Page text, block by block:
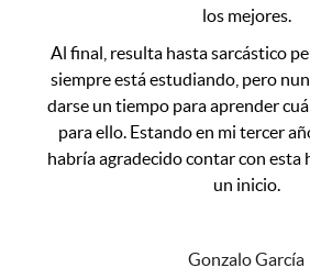
los mejores.
Al final, resulta hasta sarcástico
siempre está estudiando, pero
darse un tiempo para aprender
para ello. Estando en mi tercer
habría agradecido contar con esta
un inicio.
Gonzalo García